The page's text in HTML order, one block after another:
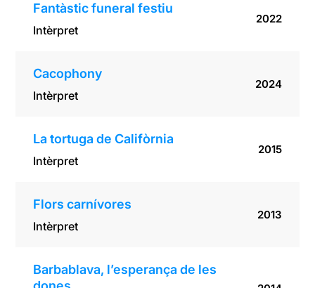
Fantàstic funeral festiu
Intèrpret
2022
Cacophony
Intèrpret
2024
La tortuga de Califòrnia
Intèrpret
2015
Flors carnívores
Intèrpret
2013
Barbablava, l’esperança de les